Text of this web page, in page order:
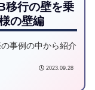
移行の壁を乗
の壁編
事例の中から紹介
2023.09.28